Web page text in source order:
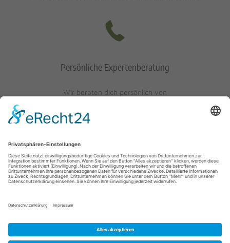
Persönliche Expertenberatung
Wir beraten dich persönlich von
0621/405401-10